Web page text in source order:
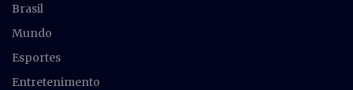
Brasil
Mundo
Esportes
Entretenimento